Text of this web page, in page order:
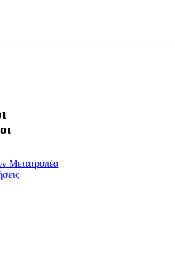
blog
Μετατροπέα